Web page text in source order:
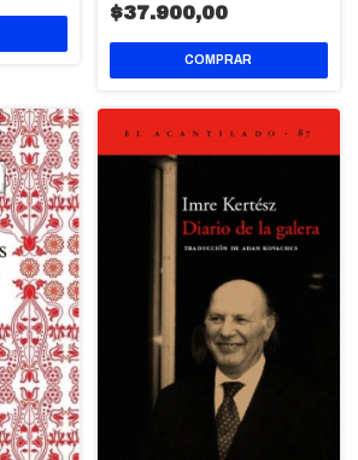
$37.900,00